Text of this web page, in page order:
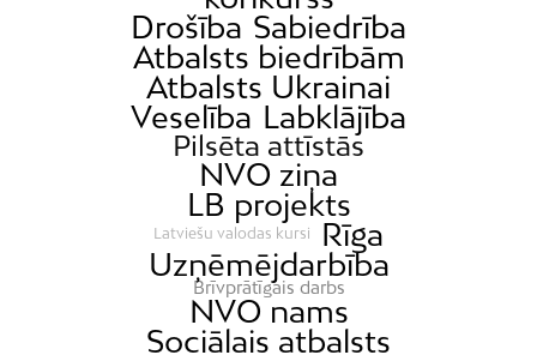
Drošība Sabiedrība
Atbalsts biedrībām
Atbalsts Ukrainai
Veselība Labklājība
Pilsēta attīstās
NVO ziņa
LB projekts
Latviešu valodas kursi
Rīga
Uzņēmējdarbība
Brīvprātīgais darbs
NVO nams
Sociālais atbalsts